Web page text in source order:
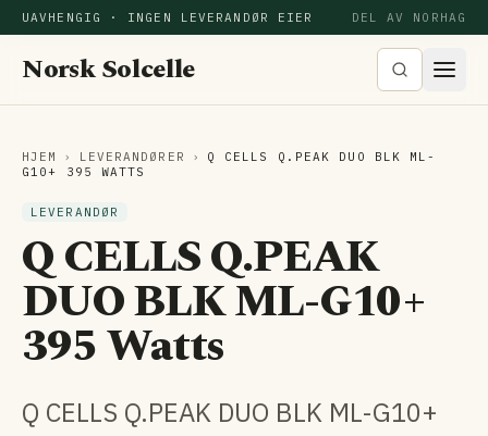
UAVHENGIG · INGEN LEVERANDØR EIER DEL AV NORHAG
Norsk Solcelle
HJEM › LEVERANDØRER ›
Q CELLS Q.PEAK DUO BLK ML-
G10+ 395 WATTS
LEVERANDØR
Q CELLS Q.PEAK
DUO BLK ML-G10+
395 Watts
Q CELLS Q.PEAK DUO BLK ML-G10+